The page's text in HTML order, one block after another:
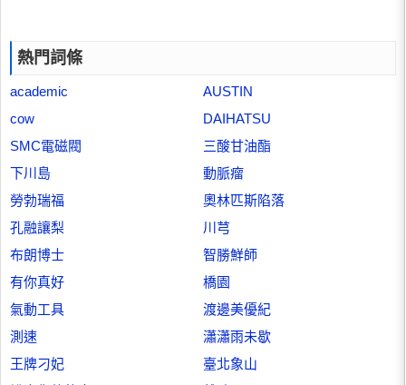
熱門詞條
academic
AUSTIN
cow
DAIHATSU
SMC電磁閥
三酸甘油酯
下川島
動脈瘤
勞勃瑞福
奧林匹斯陷落
孔融讓梨
川芎
布朗博士
智勝鮮師
有你真好
橋園
氣動工具
渡邊美優紀
測速
瀟瀟雨未歇
王牌刁妃
臺北象山